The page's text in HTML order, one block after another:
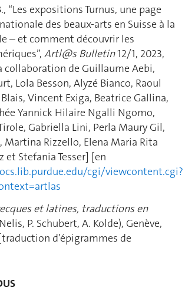
“Les expositions Turnus, une page
des beaux-arts en Suisse à la
– et comment découvrir les
Artl@s Bulletin12/1, 2023,
collaboration de Guillaume Aebi,
Lola Besson, Alyzé Bianco, Raoul
Vincent Exiga, Beatrice Gallina,
Yannick Hilaire Ngalli Ngomo,
Gabriella Lini, Perla Maury Gil,
Martina Rizzello, Elena Maria Rita
et Stefania Tesser] [en
cgi/viewcontent.cgi?
et latines, traductions en
P. Schubert, A. Kolde), Genève,
d’épigrammes de